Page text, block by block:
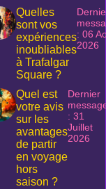
Quelles
sont vos
expériences
inoubliables
à Trafalgar
Square ?
: 06
2026
Quel est
votre avis
sur les
avantages
de partir
en voyage
hors
saison ?
Dernier
: 31
Juillet
2026